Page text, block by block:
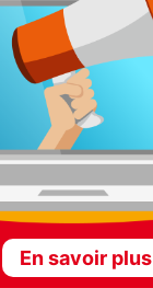
En savoir plus